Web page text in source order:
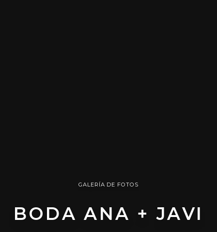
GALERÍA DE FOTOS
BODA ANA + JAVI